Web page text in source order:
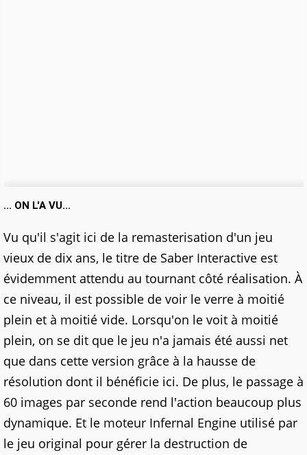
... ON L'A VU...
Vu qu'il s'agit ici de la remasterisation d'un jeu
vieux de dix ans, le titre de Saber Interactive est
évidemment attendu au tournant côté réalisation. À
ce niveau, il est possible de voir le verre à moitié
plein et à moitié vide. Lorsqu'on le voit à moitié
plein, on se dit que le jeu n'a jamais été aussi net
que dans cette version grâce à la hausse de
résolution dont il bénéficie ici. De plus, le passage à
60 images par seconde rend l'action beaucoup plus
dynamique. Et le moteur Infernal Engine utilisé par
le jeu original pour gérer la destruction de